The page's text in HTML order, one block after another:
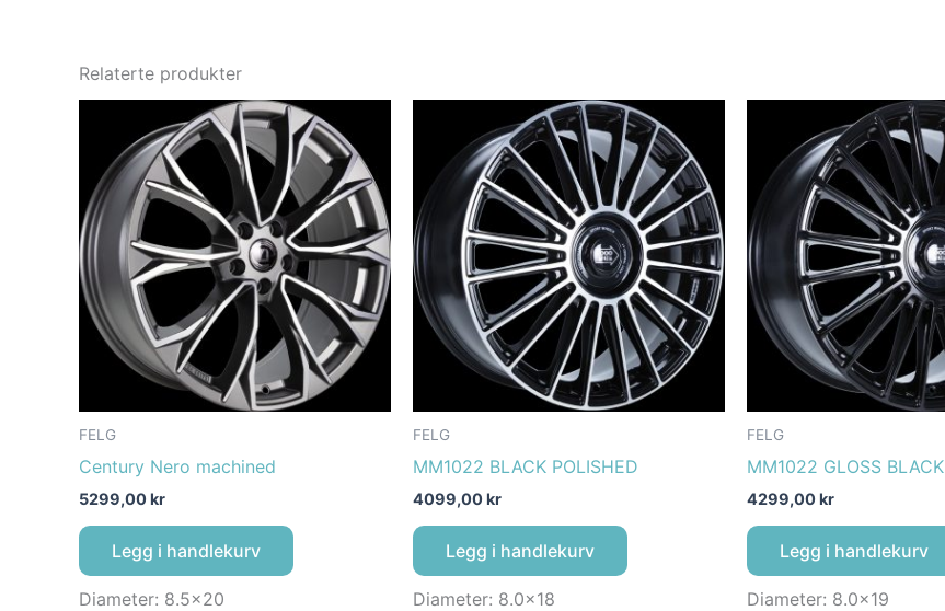
Relaterte produkter
FELG
Century Nero machined
5299,00kr
Legg i handlekurv
Diameter: 8.5×20
FELG
MM1022 BLACK POLISHED
4099,00kr
Legg i handlekurv
Diameter: 8.0×18
FELG
MM1022 GLOSS BLACK
4299,00kr
Legg i handlekurv
Diameter: 8.0×19